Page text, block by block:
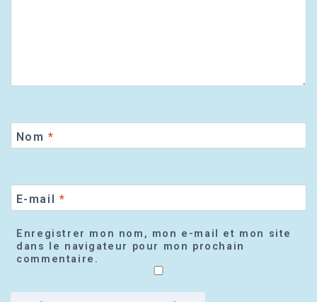
Nom *
E-mail *
Enregistrer mon nom, mon e-mail et mon site
dans le navigateur pour mon prochain
commentaire.